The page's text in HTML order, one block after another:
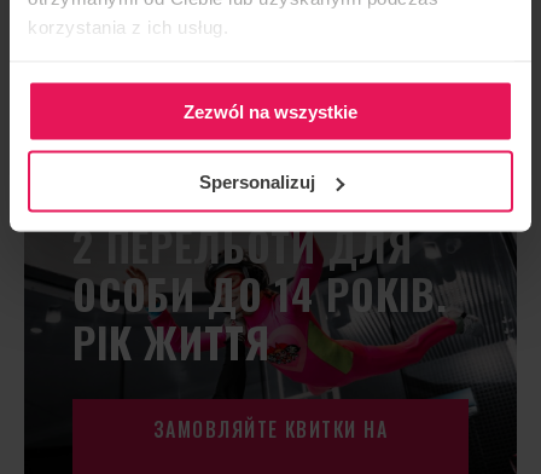
korzystania z ich usług.
Zezwól na wszystkie
Spersonalizuj
2 ПЕРЕЛЬОТИ ДЛЯ
ОСОБИ ДО 14 РОКІВ.
РІК ЖИТТЯ
ЗАМОВЛЯЙТЕ КВИТКИ НА